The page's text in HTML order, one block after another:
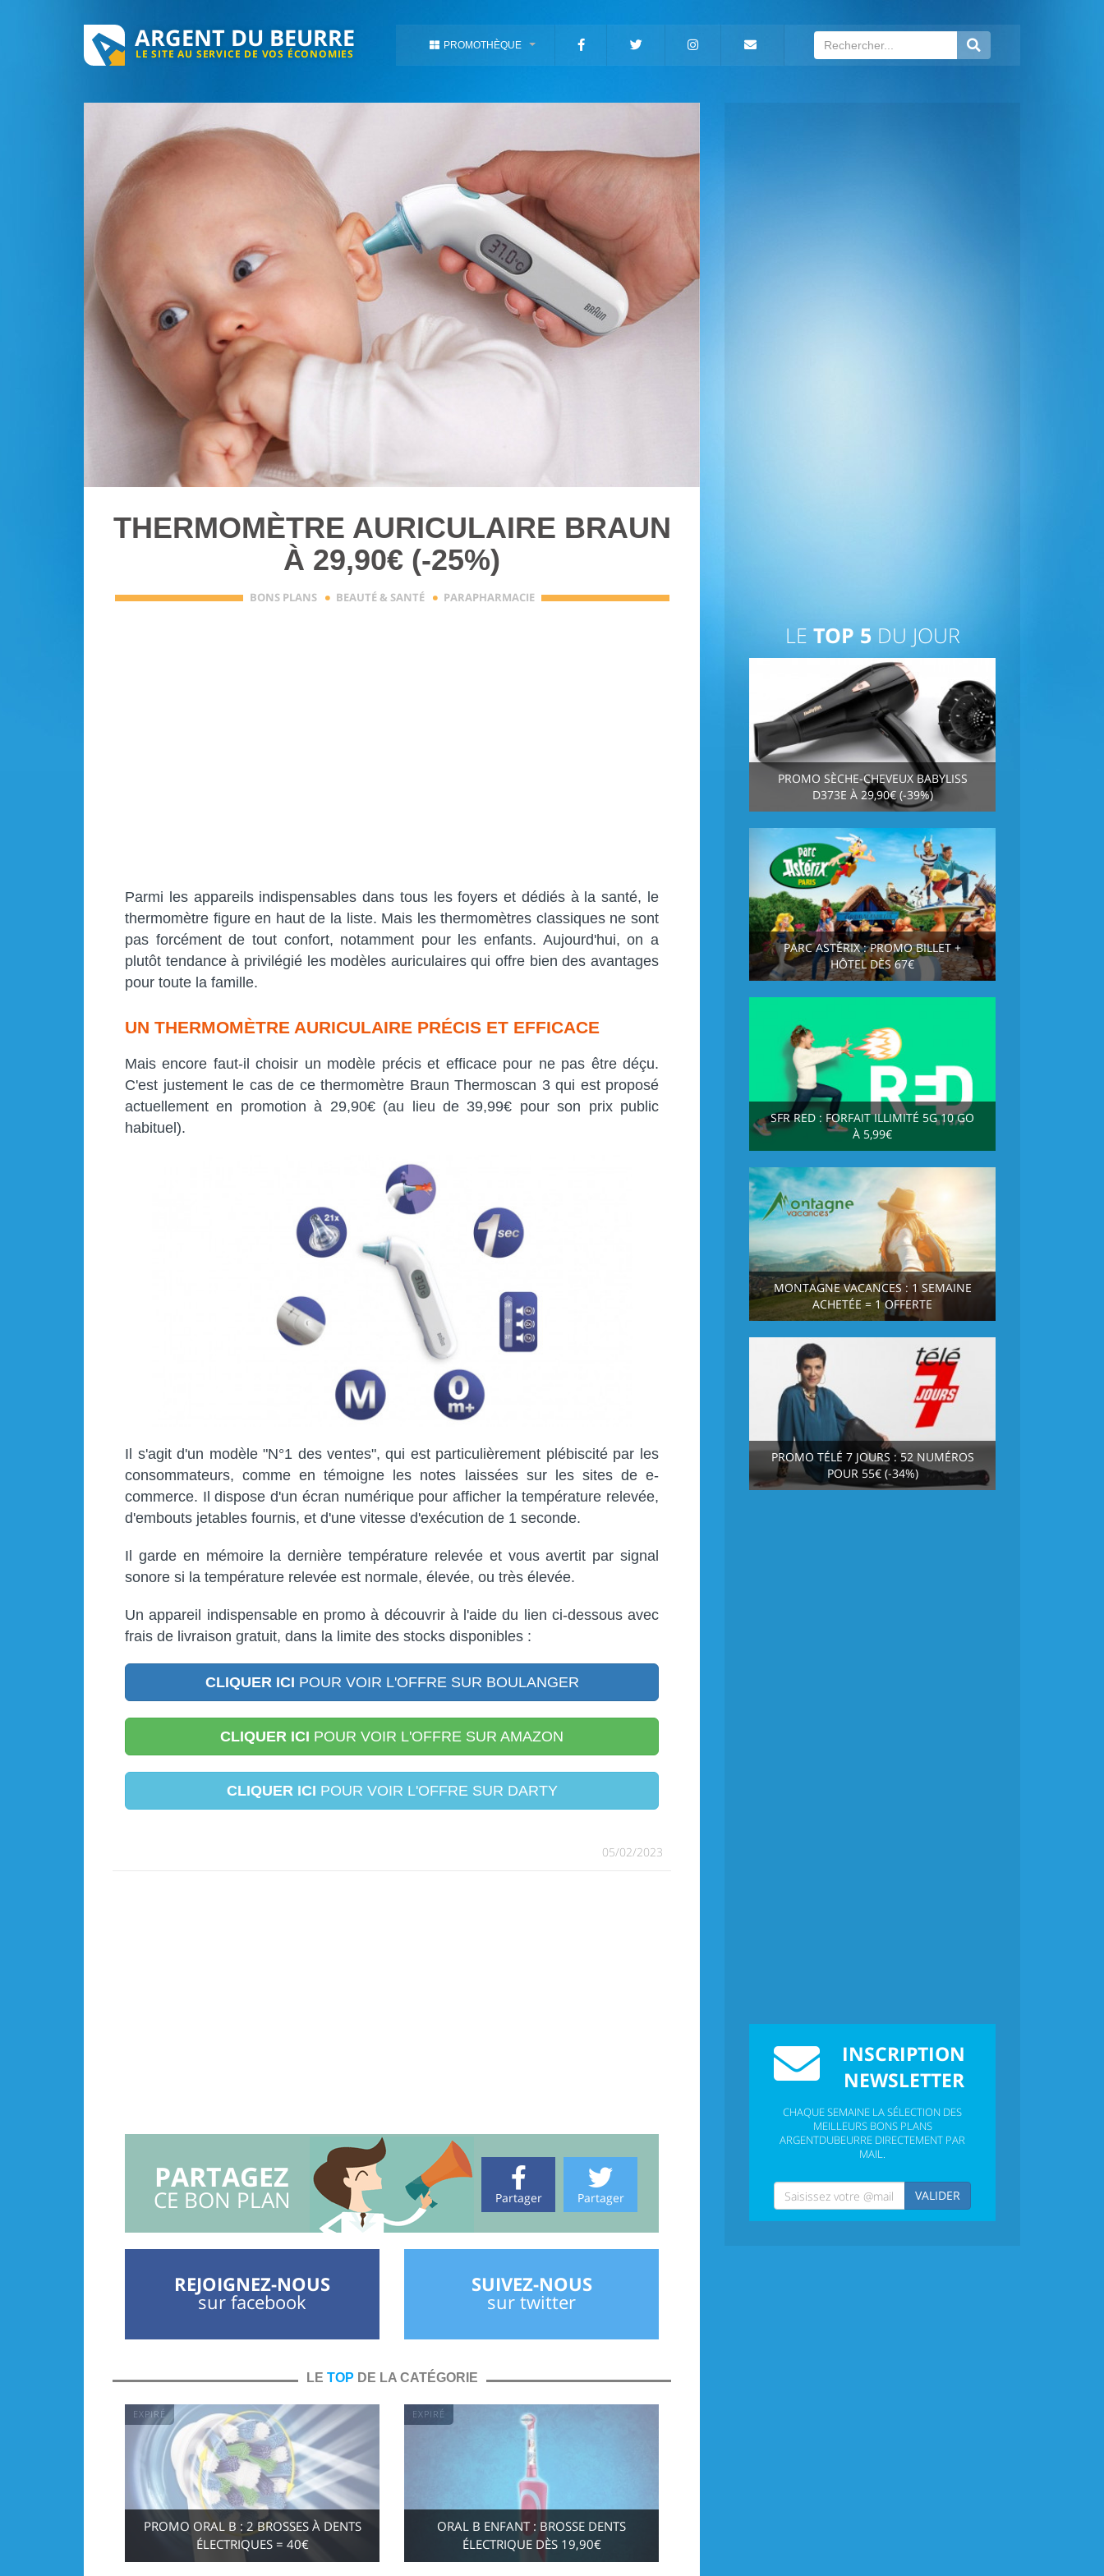
ARGENT DU BEURRE
LE SITE AU SERVICE DE VOS ÉCONOMIES
PROMOTHÈQUE
THERMOMÈTRE AURICULAIRE BRAUN
À 29,90€ (-25%)
BONS PLANS · BEAUTÉ & SANTÉ · PARAPHARMACIE
Parmi les appareils indispensables dans tous les foyers et dédiés à la santé, le
thermomètre figure en haut de la liste. Mais les thermomètres classiques ne sont
pas forcément de tout confort, notamment pour les enfants. Aujourd'hui, on a
plutôt tendance à privilégié les modèles auriculaires qui offre bien des avantages
pour toute la famille.
UN THERMOMÈTRE AURICULAIRE PRÉCIS ET EFFICACE
Mais encore faut-il choisir un modèle précis et efficace pour ne pas être déçu.
C'est justement le cas de ce thermomètre Braun Thermoscan 3 qui est proposé
actuellement en promotion à 29,90€ (au lieu de 39,99€ pour son prix public
habituel).
Il s'agit d'un modèle "N°1 des ventes", qui est particulièrement plébiscité par les
consommateurs, comme en témoigne les notes laissées sur les sites de e-
commerce. Il dispose d'un écran numérique pour afficher la température relevée,
d'embouts jetables fournis, et d'une vitesse d'exécution de 1 seconde.
Il garde en mémoire la dernière température relevée et vous avertit par signal
sonore si la température relevée est normale, élevée, ou très élevée.
Un appareil indispensable en promo à découvrir à l'aide du lien ci-dessous avec
frais de livraison gratuit, dans la limite des stocks disponibles :
CLIQUER ICI POUR VOIR L'OFFRE SUR BOULANGER
CLIQUER ICI POUR VOIR L'OFFRE SUR AMAZON
CLIQUER ICI POUR VOIR L'OFFRE SUR DARTY
05/02/2023
PARTAGEZ
CE BON PLAN Partager
Partager
REJOIGNEZ-NOUS
sur facebook
SUIVEZ-NOUS
sur twitter
LE TOP DE LA CATÉGORIE
EXPIRÉ
PROMO ORAL B : 2 BROSSES À DENTS
ÉLECTRIQUES = 40€
EXPIRÉ
ORAL B ENFANT : BROSSE DENTS
ÉLECTRIQUE DÈS 19,90€
LE TOP 5 DU JOUR
PROMO SÈCHE-CHEVEUX BABYLISS
D373E À 29,90€ (-39%)
PARC ASTÉRIX : PROMO BILLET +
HÔTEL DÈS 67€
SFR RED : FORFAIT ILLIMITÉ 5G 10 GO
À 5,99€
MONTAGNE VACANCES : 1 SEMAINE
ACHETÉE = 1 OFFERTE
PROMO TÉLÉ 7 JOURS : 52 NUMÉROS
POUR 55€ (-34%)
INSCRIPTION
NEWSLETTER
CHAQUE SEMAINE LA SÉLECTION DES
MEILLEURS BONS PLANS
ARGENTDUBEURRE DIRECTEMENT PAR
MAIL.
VALIDER